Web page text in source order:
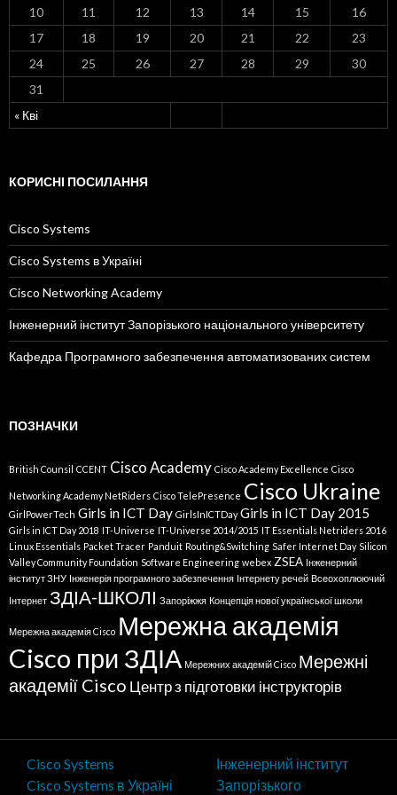
« Кві
10 11 12 13 14 15
16
17
18 19 20 21 22
23
24
25 26 27 28 29
30
31
КОРИСНІ ПОСИЛАННЯ
Cisco Systems
Cisco Systems в Україні
Cisco Networking Academy
Інженерний інститут Запорізького національного університету
Кафедра Програмного забезпечення автоматизованих систем
ПОЗНАЧКИ
British Counsil CCENT Cisco Academy Cisco Academy Excellence Cisco
Networking Academy NetRiders Cisco TelePresence Cisco Ukraine
GirlPowerTech Girls in ICT Day GirlsInICTDay Girls in ICT Day 2015
Girls in ICT Day 2018 IT-Universe IT-Universe 2014/2015 IT Essentials Netriders 2016
Linux Essentials Packet Tracer Panduit Routing&Switching Safer Internet Day Silicon
Valley Community Foundation Software Engineering webex ZSEA Інженерний
інститут ЗНУ Інженерія програмного забезпечення Інтернету речей Всеохоплюючий
Інтернет ЗДІА-ШКОЛІ Запоріжжя Концепція нової української школи
Мережна академія Cisco Мережна академія
Cisco при ЗДІА Мережних академій Cisco Мережні
академії Cisco Центр з підготовки інструкторів
Cisco Systems
Cisco Systems в Україні
Інженерний інститут
Запорізького